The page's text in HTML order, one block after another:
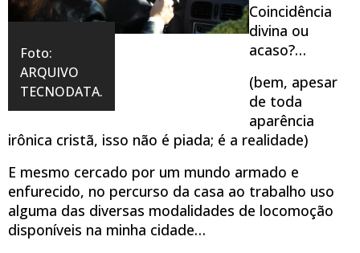
Foto:
ARQUIVO
TECNODATA.
Coincidência
divina ou
acaso?…
(bem, apesar
de toda
aparência
irônica cristã, isso não é piada; é a realidade)
E mesmo cercado por um mundo armado e
enfurecido, no percurso da casa ao trabalho uso
alguma das diversas modalidades de locomoção
disponíveis na minha cidade…